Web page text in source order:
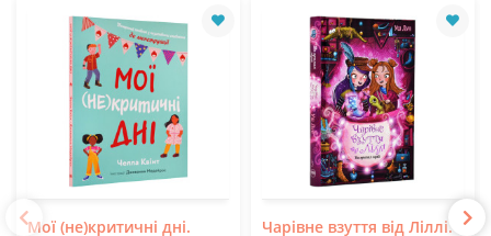
Мої (не)критичні дні.
Чарівне взуття від Ліллі.